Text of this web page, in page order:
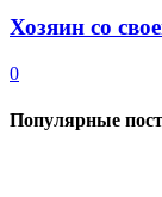
Хозяин со
0
Популярные